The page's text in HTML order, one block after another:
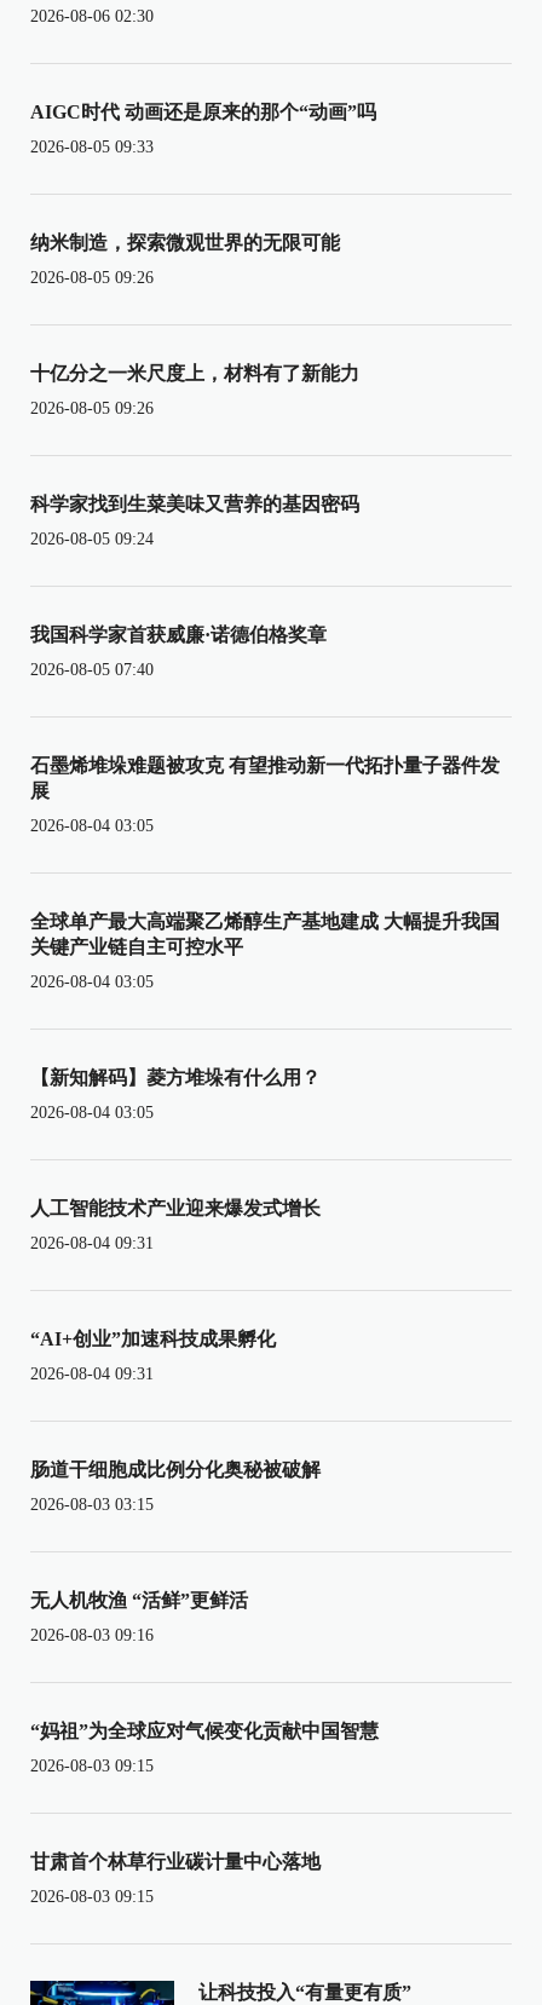
2026-08-06 02:30
AIGC时代 动画还是原来的那个“动画”吗
2026-08-05 09:33
纳米制造，探索微观世界的无限可能
2026-08-05 09:26
十亿分之一米尺度上，材料有了新能力
2026-08-05 09:26
科学家找到生菜美味又营养的基因密码
2026-08-05 09:24
我国科学家首获威廉·诺德伯格奖章
2026-08-05 07:40
石墨烯堆垛难题被攻克 有望推动新一代拓扑量子器件发
展
2026-08-04 03:05
全球单产最大高端聚乙烯醇生产基地建成 大幅提升我国
关键产业链自主可控水平
2026-08-04 03:05
【新知解码】菱方堆垛有什么用？
2026-08-04 03:05
人工智能技术产业迎来爆发式增长
2026-08-04 09:31
“AI+创业”加速科技成果孵化
2026-08-04 09:31
肠道干细胞成比例分化奥秘被破解
2026-08-03 03:15
无人机牧渔 “活鲜”更鲜活
2026-08-03 09:16
“妈祖”为全球应对气候变化贡献中国智慧
2026-08-03 09:15
甘肃首个林草行业碳计量中心落地
2026-08-03 09:15
让科技投入“有量更有质”